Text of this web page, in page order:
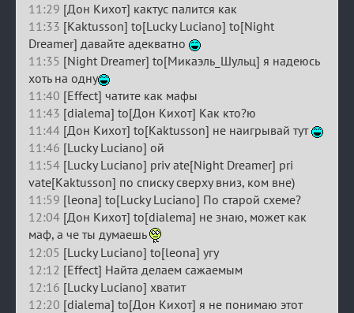
11:29 [Дон Кихот] кактус палится как
11:33 [Kaktusson] to[Lucky Luciano] to[Night
Dreamer] давайте адекватно
11:35 [Night Dreamer] to[Микаэль_Шульц] я надеюсь
хоть на одну
11:40 [Effect] чатите как мафы
11:43 [dialema] to[Дон Кихот] Как кто?ю
11:44 [Дон Кихот] to[Kaktusson] не наигрывай тут
11:46 [Lucky Luciano] ой
11:54 [Lucky Luciano] priv ate[Night Dreamer] pri
vate[Kaktusson] по списку сверху вниз, ком вне)
11:59 [leona] to[Lucky Luciano] По старой схеме?
12:04 [Дон Кихот] to[dialema] не знаю, может как
маф, а че ты думаешь
12:05 [Lucky Luciano] to[leona] угу
12:12 [Effect] Найта делаем сажаемым
12:16 [Lucky Luciano] хватит
12:20 [dialema] to[Дон Кихот] я не понимаю этот